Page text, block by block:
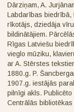
Dārziņam, A.
Labdarības biedrībā,
rīkotājs, dziedāja
bildinātājiem.
Rīgas Latviešu
vieglo mūziku,
ar A. Stērstes
1880.g. P.
1907.g. iestājās
pilnīgi akls.
Centrālās